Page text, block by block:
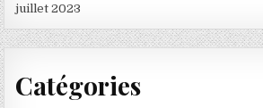
juillet 2023
Catégories